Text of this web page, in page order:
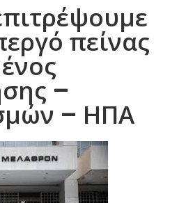
πείνας
–
– ΗΠΑ